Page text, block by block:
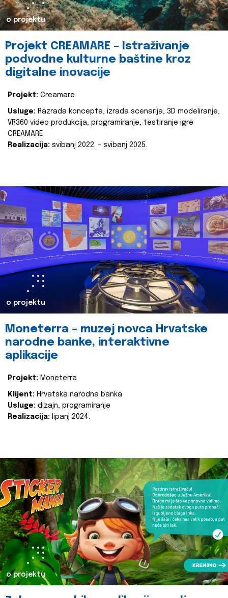
o projektu
Projekt CREAMARE – Istraživanje
podvodne kulturne baštine kroz
digitalne inovacije
Projekt: Creamare
Usluge: Razrada koncepta, izrada scenarija, 3D modeliranje,
VR360 video produkcija, programiranje, testiranje igre
CREAMARE
Realizacija: svibanj 2022. – svibanj 2025.
o projektu
Moneterra – muzej novca Hrvatske
narodne banke, interaktivne
aplikacije
Projekt: Moneterra
Klijent: Hrvatska narodna banka
Usluge: dizajn, programiranje
Realizacija: lipanj 2024.
o projektu